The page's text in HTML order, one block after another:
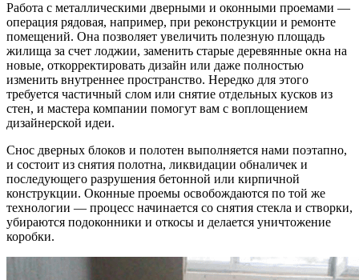
Работа с металлическими дверными и оконными проемами —
операция рядовая, например, при реконструкции и ремонте
помещений. Она позволяет увеличить полезную площадь
жилища за счет лоджии, заменить старые деревянные окна на
новые, откорректировать дизайн или даже полностью
изменить внутреннее пространство. Нередко для этого
требуется частичный слом или снятие отдельных кусков из
стен, и мастера компании помогут вам с воплощением
дизайнерской идеи.
Снос дверных блоков и полотен выполняется нами поэтапно,
и состоит из снятия полотна, ликвидации обналичек и
последующего разрушения бетонной или кирпичной
конструкции. Оконные проемы освобождаются по той же
технологии — процесс начинается со снятия стекла и створки,
убираются подоконники и откосы и делается уничтожение
коробки.